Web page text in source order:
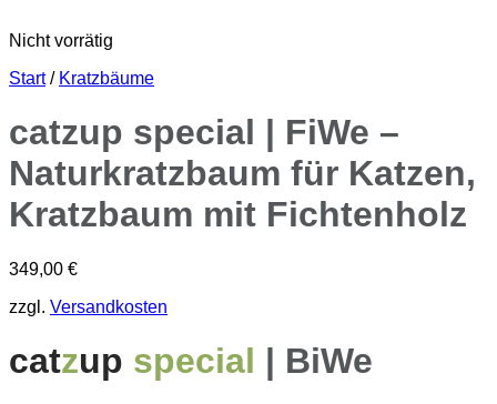
Nicht vorrätig
Start / Kratzbäume
catzup special | FiWe –
Naturkratzbaum für Katzen,
Kratzbaum mit Fichtenholz
349,00 €
zzgl. Versandkosten
catzup special | BiWe